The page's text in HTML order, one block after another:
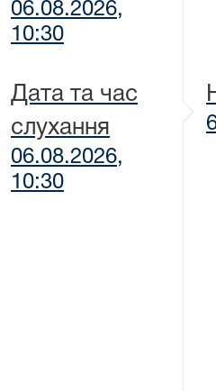
06.08.2026,
10:30
Дата та час
слухання
06.08.2026,
10:30